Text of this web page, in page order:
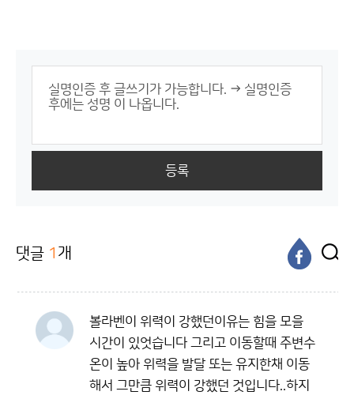
등록
댓글 1 개
볼라벤이 위력이 강했던이유는 힘을 모을
시간이 있엇습니다 그리고 이동할때 주변수
온이 높아 위력을 발달 또는 유지한채 이동
해서 그만큼 위력이 강했던 것입니다..하지